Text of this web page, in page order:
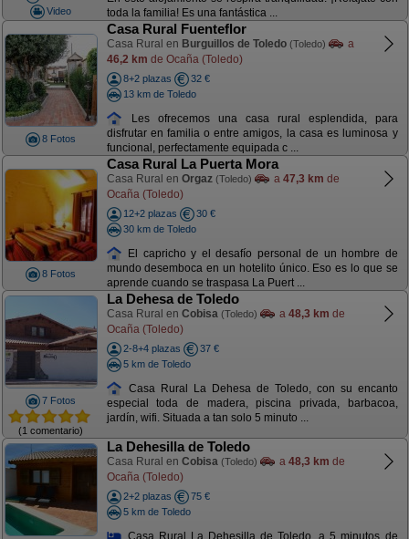
Video
toda la familia! Es una fantástica ...
8 Fotos
Casa Rural Fuenteflor
Casa Rural en Burguillos de Toledo (Toledo)
a
46,2 km de Ocaña (Toledo)
8+2 plazas
32 €
13 km de Toledo
Les ofrecemos una casa rural esplendida, para
disfrutar en familia o entre amigos, la casa es luminosa y
funcional, perfectamente equipada c ...
8 Fotos
Casa Rural La Puerta Mora
Casa Rural en Orgaz (Toledo) a 47,3 km de
Ocaña (Toledo)
12+2 plazas
30 €
30 km de Toledo
El capricho y el desafío personal de un hombre de
mundo desemboca en un hotelito único. Eso es lo que se
aprende cuando se traspasa La Puert ...
7 Fotos
(1 comentario)
La Dehesa de Toledo
Casa Rural en Cobisa (Toledo) a 48,3 km de
Ocaña (Toledo)
2-8+4 plazas
37 €
5 km de Toledo
Casa Rural La Dehesa de Toledo, con su encanto
especial toda de madera, piscina privada, barbacoa,
jardín, wifi. Situada a tan solo 5 minuto ...
La Dehesilla de Toledo
Casa Rural en Cobisa (Toledo) a 48,3 km de
Ocaña (Toledo)
2+2 plazas
75 €
5 km de Toledo
Casa Rural La Dehesilla de Toledo, a 5 minutos de